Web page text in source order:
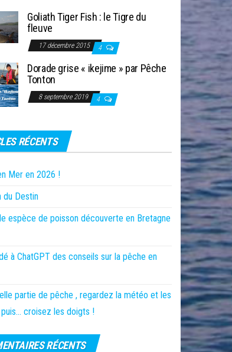
Goliath Tiger Fish : le Tigre du
fleuve
17 décembre 2015 4
Dorade grise « ikejime » par Pêche
Tonton
8 septembre 2019 4
RÉCENTS
Mer en 2026 !
du Destin
espèce de poisson découverte en Bretagne
à ChatGPT des conseils sur la pêche en
partie de pêche , regardez la météo et les
croisez les doigts !
RÉCENTS